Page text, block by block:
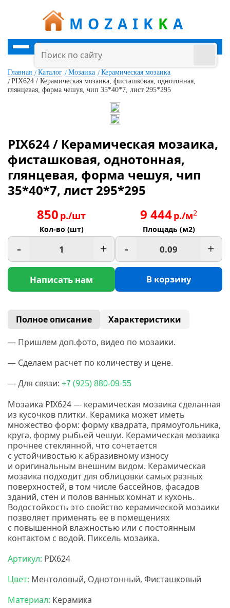
MOZAIK K A
Главная Каталог Мозаика
Керамическая мозаика
PIX624 / Керамическая мозаика, фисташковая, однотонная,
глянцевая, форма чешуя, чип 35*40*7, лист 295*295
PIX624 / Керамическая мозаика,
фисташковая, однотонная,
глянцевая, форма чешуя, чип
35*40*7, лист 295*295
850 р./шт
Кол-во (шт)
- +
Написать нам
9 444р./м2
Площадь (м2)
- +
В корзину
Полное описание
Характеристики
— Пришлем доп.фото, видео по мозаики.
— Сделаем расчет по количеству и цене.
— Для связи: +7 (925) 880-09-55
Мозаика PIX624 — керамическая мозаика сделанная
из кусочков плитки. Керамика может иметь
множество форм: форму квадрата, прямоугольника,
круга, форму рыбьей чешуи. Керамическая мозаика
прочнее стеклянной, что сочетается
с устойчивостью к абразивному износу
и оригинальным внешним видом. Керамическая
мозаика подходит для облицовки самых разных
поверхностей, в том числе бассейнов, фасадов
зданий, стен и полов ванных комнат и кухонь.
Водостойкость это свойство керамической мозаики
позволяет применять ее в помещениях
с повышенной влажностью или с постоянным
контактом с водой. Пиксель мозаика.
Артикул: PIX624
Цвет: Ментоловый, Однотонный, Фисташковый
Материал: Керамика